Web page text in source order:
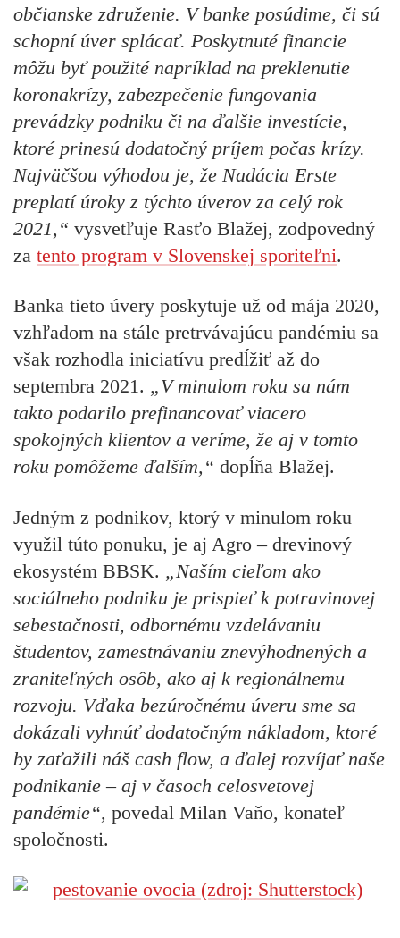
občianske združenie. V banke posúdime, či sú
schopní úver splácať. Poskytnuté financie
môžu byť použité napríklad na preklenutie
koronakrízy, zabezpečenie fungovania
prevádzky podniku či na ďalšie investície,
ktoré prinesú dodatočný príjem počas krízy.
Najväčšou výhodou je, že Nadácia Erste
preplatí úroky z týchto úverov za celý rok
2021,“ vysvetľuje Rasťo Blažej, zodpovedný
za tento program v Slovenskej sporiteľni.
Banka tieto úvery poskytuje už od mája 2020,
vzhľadom na stále pretrvávajúcu pandémiu sa
však rozhodla iniciatívu predĺžiť až do
septembra 2021. „V minulom roku sa nám
takto podarilo prefinancovať viacero
spokojných klientov a veríme, že aj v tomto
roku pomôžeme ďalším,“ dopĺňa Blažej.
Jedným z podnikov, ktorý v minulom roku
využil túto ponuku, je aj Agro – drevinový
ekosystém BBSK. „Naším cieľom ako
sociálneho podniku je prispieť k potravinovej
sebestačnosti, odbornému vzdelávaniu
študentov, zamestnávaniu znevýhodnených a
zraniteľných osôb, ako aj k regionálnemu
rozvoju. Vďaka bezúročnému úveru sme sa
dokázali vyhnúť dodatočným nákladom, ktoré
by zaťažili náš cash flow, a ďalej rozvíjať naše
podnikanie – aj v časoch celosvetovej
pandémie“, povedal Milan Vaňo, konateľ
spoločnosti.